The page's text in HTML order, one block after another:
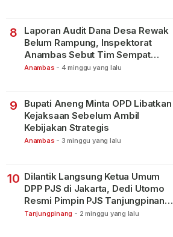
8
Laporan Audit Dana Desa Rewak
Belum Rampung, Inspektorat
Anambas Sebut Tim Sempat
Terbagi Tangani Kasus Lain
Anambas - 4 minggu yang lalu
9
Bupati Aneng Minta OPD Libatkan
Kejaksaan Sebelum Ambil
Kebijakan Strategis
Anambas - 3 minggu yang lalu
10 Dilantik Langsung Ketua Umum
DPP PJS di Jakarta, Dedi Utomo
Resmi Pimpin PJS Tanjungpinang-
Bintan
Tanjungpinang - 2 minggu yang lalu